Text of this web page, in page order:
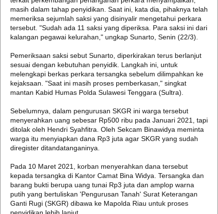
masih dalam tahap penyidikan. Saat ini, kata dia, pihaknya telah
memeriksa sejumlah saksi yang disinyalir mengetahui perkara
tersebut. "Sudah ada 11 saksi yang diperiksa. Para saksi ini dari
kalangan pegawai kelurahan," ungkap Sunarto, Senin (22/3).
Pemeriksaan saksi sebut Sunarto, diperkirakan terus berlanjut
sesuai dengan kebutuhan penyidik. Langkah ini, untuk
melengkapi berkas perkara tersangka sebelum dilimpahkan ke
kejaksaan. "Saat ini masih proses pemberkasan," singkat
mantan Kabid Humas Polda Sulawesi Tenggara (Sultra).
Sebelumnya, dalam pengurusan SKGR ini warga tersebut
menyerahkan uang sebesar Rp500 ribu pada Januari 2021, tapi
ditolak oleh Hendri Syahfitra. Oleh Sekcam Binawidya meminta
warga itu menyiapkan dana Rp3 juta agar SKGR yang sudah
diregister ditandatanganinya.
Pada 10 Maret 2021, korban menyerahkan dana tersebut
kepada tersangka di Kantor Camat Bina Widya. Tersangka dan
barang bukti berupa uang tunai Rp3 juta dan amplop warna
putih yang bertuliskan 'Pengurusan Tanah' Surat Keterangan
Ganti Rugi (SKGR) dibawa ke Mapolda Riau untuk proses